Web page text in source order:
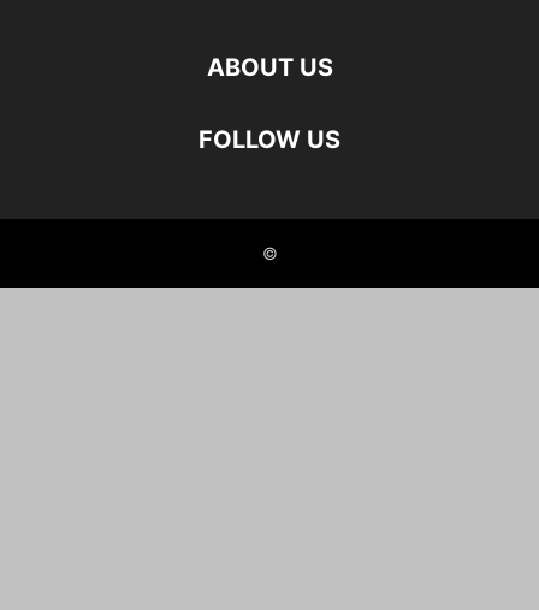
ABOUT US
FOLLOW US
©